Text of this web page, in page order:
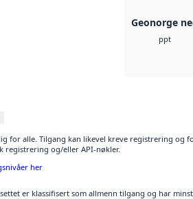
Geonorge
ppt
for alle. Tilgang kan likevel kreve registrering og
registrering og/eller API-nøkler.
her
er klassifisert som allmenn tilgang og har